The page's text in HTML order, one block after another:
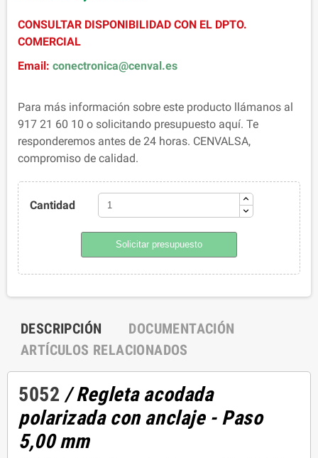
CONSULTAR DISPONIBILIDAD CON EL DPTO.
COMERCIAL
Email: conectronica@cenval.es
Para más información sobre este producto llámanos al
917 21 60 10 o solicitando presupuesto aquí. Te
responderemos antes de 24 horas. CENVALSA,
compromiso de calidad.
Cantidad
Solicitar presupuesto
DESCRIPCIÓN
DOCUMENTACIÓN
ARTÍCULOS RELACIONADOS
5052 / Regleta acodada
polarizada con anclaje - Paso
5,00 mm